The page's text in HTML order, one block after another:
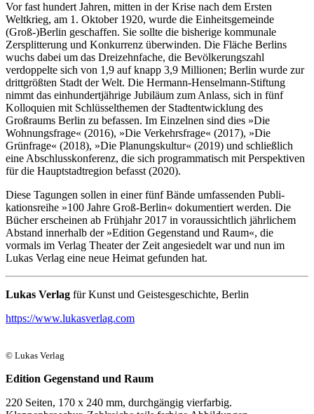
Vor fast hundert Jahren, mitten in der Krise nach dem Ersten
Weltkrieg, am 1. Oktober 1920, wurde die Einheitsgemeinde
(Groß-)Berlin geschaffen. Sie sollte die bisherige kommunale
Zersplitterung und Konkurrenz überwinden. Die Fläche Berlins
wuchs dabei um das Dreizehnfache, die Bevölkerungszahl
verdoppelte sich von 1,9 auf knapp 3,9 Millionen; Berlin wurde zur
drittgrößten Stadt der Welt. Die Hermann-Henselmann-Stiftung
nimmt das einhundertjährige Jubiläum zum Anlass, sich in fünf
Kolloquien mit Schlüsselthemen der Stadtentwicklung des
Großraums Berlin zu befassen. Im Einzelnen sind dies »Die
Wohnungsfrage« (2016), »Die Verkehrsfrage« (2017), »Die
Grünfrage« (2018), »Die Planungskultur« (2019) und schließlich
eine Abschlusskonferenz, die sich programmatisch mit Perspektiven
für die Hauptstadtregion befasst (2020).
Diese Tagungen sollen in einer fünf Bände umfassen­­den Publi­
kationsreihe »100 Jahre Groß-Berlin« dokumen­tiert werden. Die
Bücher erscheinen ab Frühjahr 2017 in voraussichtlich jährlichem
Abstand innerhalb der »Edition Gegenstand und Raum«, die
vormals im Verlag Theater der Zeit angesiedelt war und nun im
Lukas Verlag eine neue Heimat gefunden hat.
Lukas Verlag für Kunst und Geistesgeschichte, Berlin
https://www.lukasverlag.com
© Lukas Verlag
Edition Gegenstand und Raum
220 Seiten, 170 x 240 mm, durchgängig vierfarbig.